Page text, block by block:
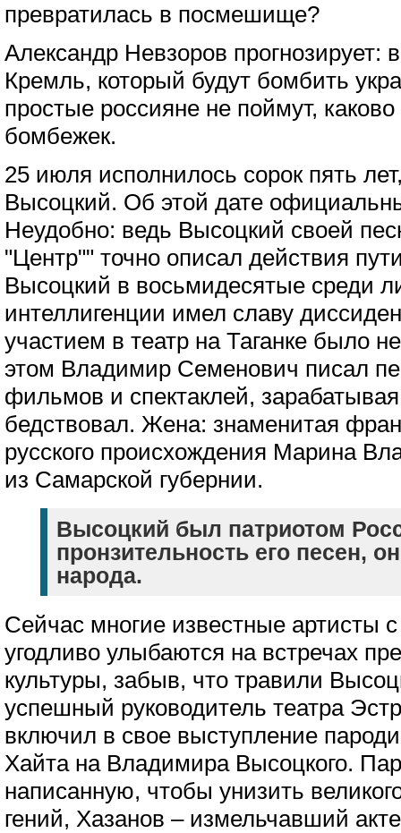
превратилась в посмешище?
Александр Невзоров прогнозирует:
Кремль, который будут бомбить
простые россияне не поймут,
бомбежек.
25 июля исполнилось сорок пять
Высоцкий. Об этой дате
Неудобно: ведь Высоцкий своей
"Центр"" точно описал действия
Высоцкий в восьмидесятые среди
интеллигенции имел славу
участием в театр на Таганке было
этом Владимир Семенович писал
фильмов и спектаклей,
бедствовал. Жена: знаменитая
русского происхождения Марина
из Самарской губернии.
Высоцкий был патриотом
пронзительность его песен,
народа.
Сейчас многие известные
угодливо улыбаются на встречах
культуры, забыв, что травили
успешный руководитель театра
включил в свое выступление
Хайта на Владимира Высоцкого.
написанную, чтобы унизить
гений, Хазанов – измельчавший